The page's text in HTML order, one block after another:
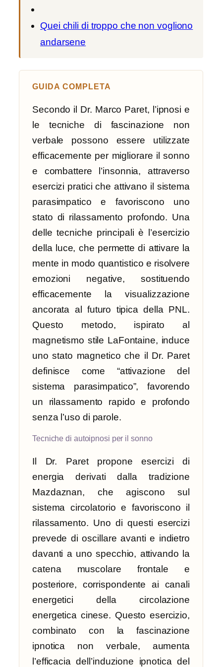
Quei chili di troppo che non vogliono
andarsene
GUIDA COMPLETA
Secondo il Dr. Marco Paret, l’ipnosi e
le tecniche di fascinazione non
verbale possono essere utilizzate
efficacemente per migliorare il sonno
e combattere l’insonnia, attraverso
esercizi pratici che attivano il sistema
parasimpatico e favoriscono uno
stato di rilassamento profondo. Una
delle tecniche principali è l’esercizio
della luce, che permette di attivare la
mente in modo quantistico e risolvere
emozioni negative, sostituendo
efficacemente la visualizzazione
ancorata al futuro tipica della PNL.
Questo metodo, ispirato al
magnetismo stile LaFontaine, induce
uno stato magnetico che il Dr. Paret
definisce come “attivazione del
sistema parasimpatico”, favorendo
un rilassamento rapido e profondo
senza l’uso di parole.
Tecniche di autoipnosi per il sonno
Il Dr. Paret propone esercizi di
energia derivati dalla tradizione
Mazdaznan, che agiscono sul
sistema circolatorio e favoriscono il
rilassamento. Uno di questi esercizi
prevede di oscillare avanti e indietro
davanti a uno specchio, attivando la
catena muscolare frontale e
posteriore, corrispondente ai canali
energetici della circolazione
energetica cinese. Questo esercizio,
combinato con la fascinazione
ipnotica non verbale, aumenta
l’efficacia dell’induzione ipnotica del